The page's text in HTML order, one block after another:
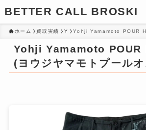
BETTER CALL BROSKI
ホーム 買取実績 Y Yohji Yamamoto POUR
Yohji Yamamoto POUR
(ヨウジヤマモトプール